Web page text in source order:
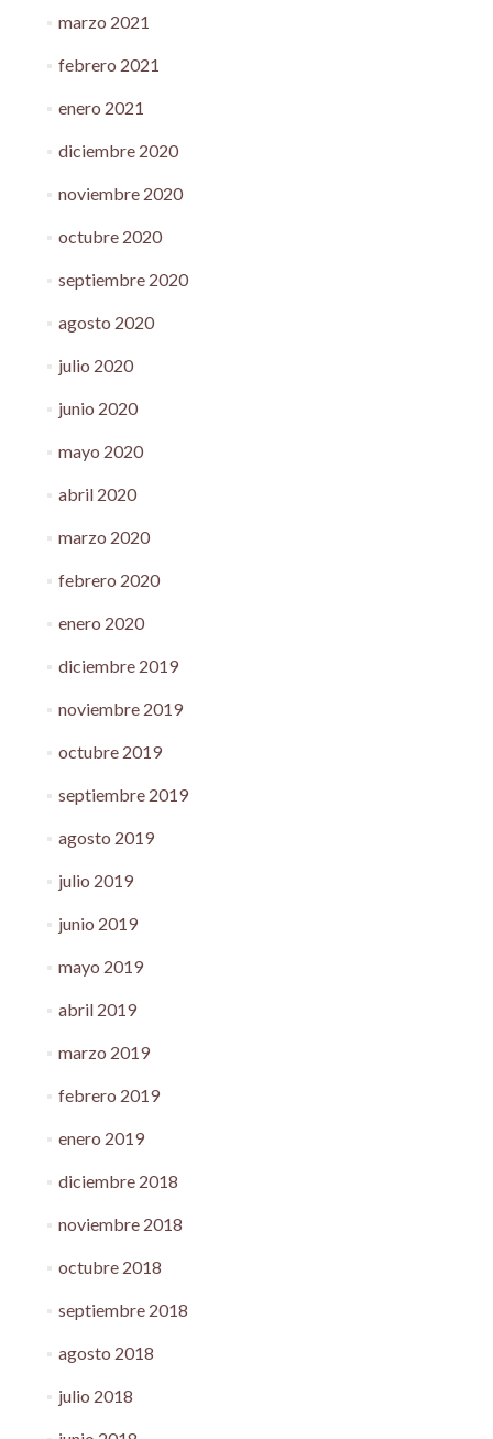
marzo 2021
febrero 2021
enero 2021
diciembre 2020
noviembre 2020
octubre 2020
septiembre 2020
agosto 2020
julio 2020
junio 2020
mayo 2020
abril 2020
marzo 2020
febrero 2020
enero 2020
diciembre 2019
noviembre 2019
octubre 2019
septiembre 2019
agosto 2019
julio 2019
junio 2019
mayo 2019
abril 2019
marzo 2019
febrero 2019
enero 2019
diciembre 2018
noviembre 2018
octubre 2018
septiembre 2018
agosto 2018
julio 2018